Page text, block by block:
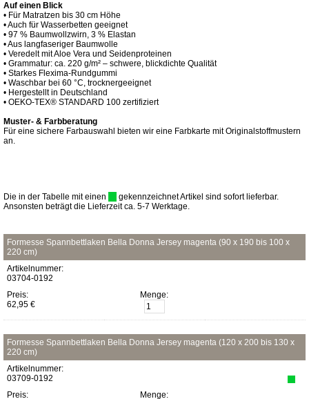
Auf einen Blick
• Für Matratzen bis 30 cm Höhe
• Auch für Wasserbetten geeignet
• 97 % Baumwollzwirn, 3 % Elastan
• Aus langfaseriger Baumwolle
• Veredelt mit Aloe Vera und Seidenproteinen
• Grammatur: ca. 220 g/m² – schwere, blickdichte Qualität
• Starkes Flexima-Rundgummi
• Waschbar bei 60 °C, trocknergeeignet
• Hergestellt in Deutschland
• OEKO-TEX® STANDARD 100 zertifiziert
Muster- & Farbberatung
Für eine sichere Farbauswahl bieten wir eine Farbkarte mit Originalstoffmustern
an.
Die in der Tabelle mit einen
gekennzeichnet Artikel sind sofort lieferbar.
Ansonsten beträgt die Lieferzeit ca. 5-7 Werktage.
Formesse Spannbettlaken Bella Donna Jersey magenta (90 x 190 bis 100 x
220 cm)
Artikelnummer:
03704-0192
Preis:
62,95 €
Menge:
Formesse Spannbettlaken Bella Donna Jersey magenta (120 x 200 bis 130 x
220 cm)
Artikelnummer:
03709-0192
Preis:
Menge: